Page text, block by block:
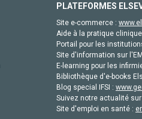
PLATEFORMES
Site e-commerce :
Aide à la pratique
Portail pour les
Site d'information sur
E-learning pour les
Bibliothèque d'e-books
Blog special IFSI :
Suivez notre actualité
Site d'emploi en santé :